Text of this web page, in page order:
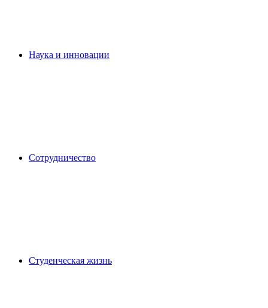
Наука и инновации
Сотрудничество
Студенческая жизнь